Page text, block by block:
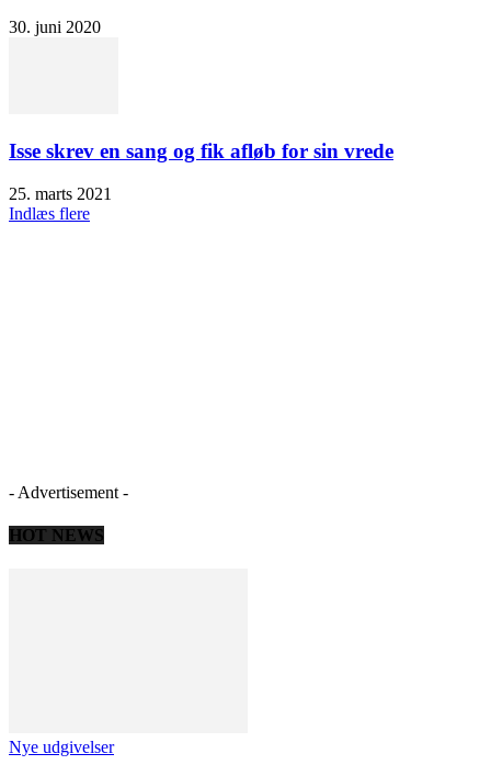
30. juni 2020
Isse skrev en sang og fik afløb for sin vrede
25. marts 2021
Indlæs flere
- Advertisement -
HOT NEWS
Nye udgivelser